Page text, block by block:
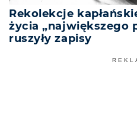
Rekolekcje
życia „największego
ruszyły zapisy